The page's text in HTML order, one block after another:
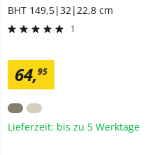
BHT 149,5|32|22,8 cm
1
64,95
Lieferzeit: bis zu 5 Werktage